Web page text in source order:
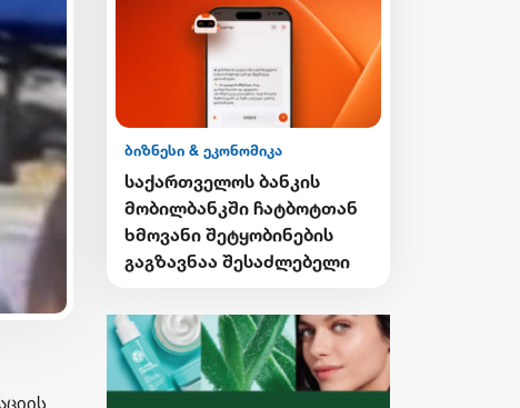
ESG
ანა
4SDGs
ბიზნესი & ეკონომიკა
საქართველოს ბანკის
მობილბანკში ჩატბოტთან
ხმოვანი შეტყობინების
გაგზავნაა შესაძლებელი